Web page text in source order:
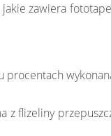
zawiera
procentach
z flizeliny